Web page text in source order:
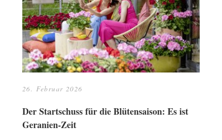
26. Februar 2026
Der Startschuss für die Blütensaison: Es ist
Geranien-Zeit